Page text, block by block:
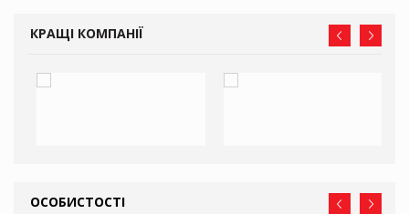
КРАЩІ КОМПАНІЇ
ОСОБИСТОСТІ